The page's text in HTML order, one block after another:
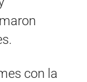
con la